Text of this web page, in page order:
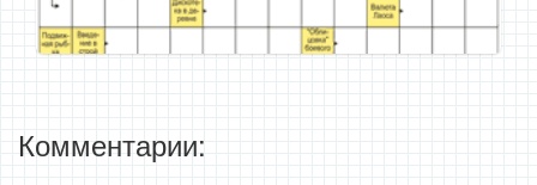
Комментарии: